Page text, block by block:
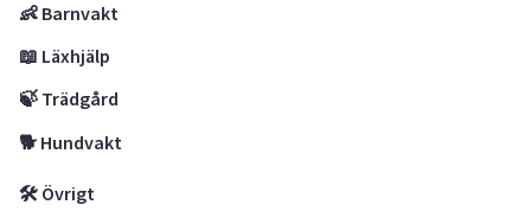
👶 Barnvakt
📖 Läxhjälp
🍃 Trädgård
🐕 Hundvakt
🛠 Övrigt